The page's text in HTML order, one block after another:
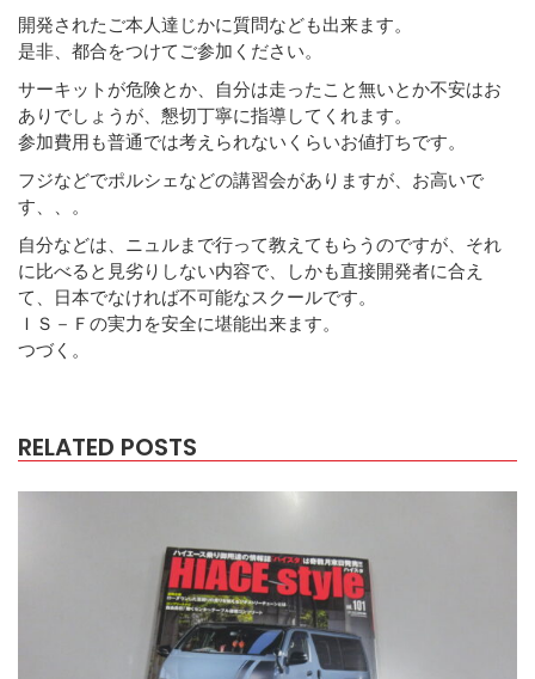
開発されたご本人達じかに質問なども出来ます。
是非、都合をつけてご参加ください。
サーキットが危険とか、自分は走ったこと無いとか不安はお
ありでしょうが、懇切丁寧に指導してくれます。
参加費用も普通では考えられないくらいお値打ちです。
フジなどでポルシェなどの講習会がありますが、お高いで
す、、。
自分などは、ニュルまで行って教えてもらうのですが、それ
に比べると見劣りしない内容で、しかも直接開発者に合え
て、日本でなければ不可能なスクールです。
ＩＳ－Ｆの実力を安全に堪能出来ます。
つづく。
RELATED POSTS